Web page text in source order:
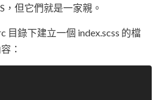
，但它們就是一家親。
目錄下建立一個 index.scss 的檔
：